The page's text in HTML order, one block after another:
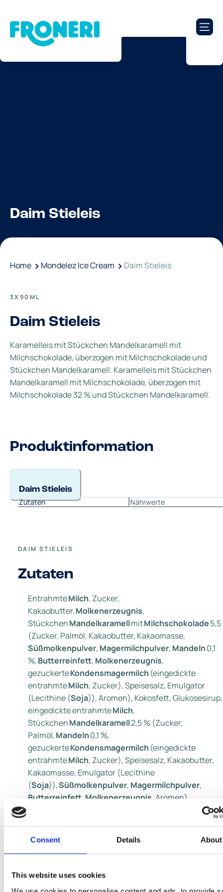
Consent Details About
This website uses cookies
Daim Stieleis
Home Mondelez Ice Cream Daim Stieleis
3X90ML
Daim Stieleis
Karamelleis mit Stückchen Mandelkaramell mit
Milchschokolade, überzogen mit Milchschokolade und
Stückchen Mandelkaramell. Karamelleis mit Stückchen
Mandelkaramell mit Milchschokolade, überzogen mit
Milchschokolade 32 % und Stückchen Mandelkaramell.
Produktinformation
Daim Stieleis
Zutaten Nährwerte
DAIM STIELEIS
Zutaten
EntrahmteMilch, Zucker,
Kakaobutter,Molkenerzeugnis,
StückchenMandelkaramellmitMilchschokolade5,5
(Zucker, Palmöl, Kakaobutter, Kakaomasse,
Süßmolkenpulver, Magermilchpulver, Mandeln0,1
%,Butterreinfett, Molkenerzeugnis,
gezuckerteKondensmagermilch (eingedickte
entrahmteMilch, Zucker), Speisesalz, Emulgator
(Lecithine (Soja)), Aromen), Kokosfett, Glukosesirup,
eingedickte entrahmteMilch,
StückchenMandelkaramell2,5 % (Zucker,
Palmöl,Mandeln0,1 %,
gezuckerteKondensmagermilch (eingedickte
entrahmteMilch, Zucker), Speisesalz, Kakaobutter,
Kakaomasse, Emulgator (Lecithine
(Soja)),Süßmolkenpulver, Magermilchpulver,
Butterreinfett Molkenerzeugnis , Aromen),
Kakaomasse,
Magermilchpulver
,
Guarkernmehl), Aroma.